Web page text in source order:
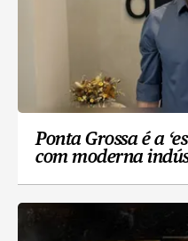
Ponta Grossa é a
com moderna